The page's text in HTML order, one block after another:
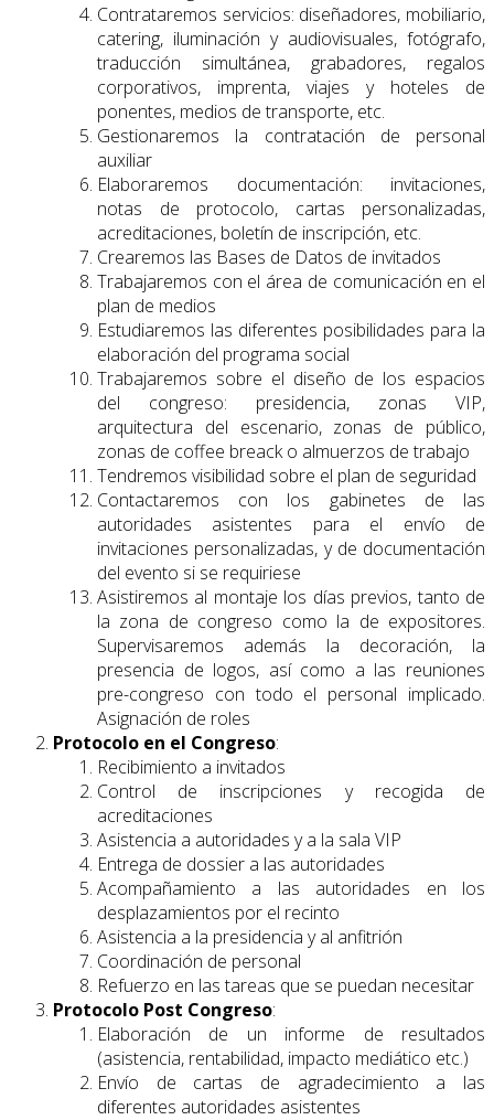
Contrataremos servicios: diseñadores, mobiliario,
catering, iluminación y audiovisuales, fotógrafo,
traducción simultánea, grabadores, regalos
corporativos, imprenta, viajes y hoteles de
ponentes, medios de transporte, etc.
Gestionaremos la contratación de personal
auxiliar
Elaboraremos documentación: invitaciones,
notas de protocolo, cartas personalizadas,
acreditaciones, boletín de inscripción, etc.
Crearemos las Bases de Datos de invitados
Trabajaremos con el área de comunicación en el
plan de medios
Estudiaremos las diferentes posibilidades para la
elaboración del programa social
Trabajaremos sobre el diseño de los espacios
del congreso: presidencia, zonas VIP,
arquitectura del escenario, zonas de público,
zonas de coffee breack o almuerzos de trabajo
Tendremos visibilidad sobre el plan de seguridad
Contactaremos con los gabinetes de las
autoridades asistentes para el envío de
invitaciones personalizadas, y de documentación
del evento si se requiriese
Asistiremos al montaje los días previos, tanto de
la zona de congreso como la de expositores.
Supervisaremos además la decoración, la
presencia de logos, así como a las reuniones
pre-congreso con todo el personal implicado.
Asignación de roles
Protocolo en el Congreso:
Recibimiento a invitados
Control de inscripciones y recogida de
acreditaciones
Asistencia a autoridades y a la sala VIP
Entrega de dossier a las autoridades
Acompañamiento a las autoridades en los
desplazamientos por el recinto
Asistencia a la presidencia y al anfitrión
Coordinación de personal
Refuerzo en las tareas que se puedan necesitar
Protocolo Post Congreso:
Elaboración de un informe de resultados
(asistencia, rentabilidad, impacto mediático etc.)
Envío de cartas de agradecimiento a las
diferentes autoridades asistentes